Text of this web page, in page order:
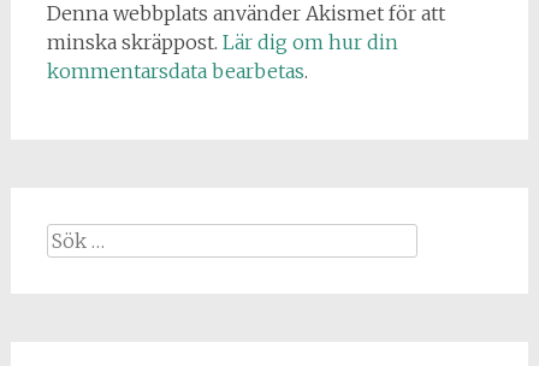
Denna webbplats använder Akismet för att
minska skräppost. Lär dig om hur din
kommentarsdata bearbetas.
Sök